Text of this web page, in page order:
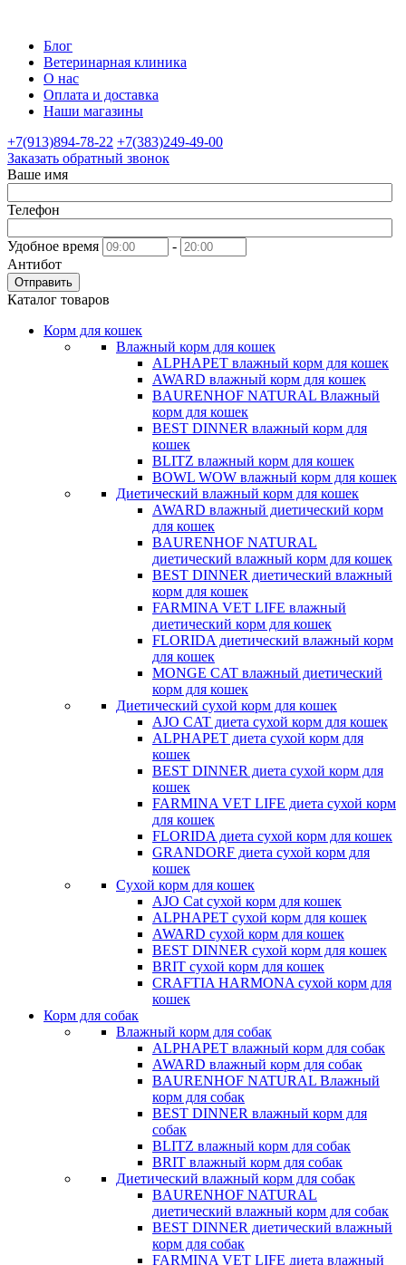
Блог
Ветеринарная клиника
О нас
Оплата и доставка
Наши магазины
+7(913)894-78-22 +7(383)249-49-00
Заказать обратный звонок
Ваше имя
Телефон
Удобное время
-
Антибот
Отправить
Каталог товаров
Корм для кошек
Влажный корм для кошек
ALPHAPET влажный корм для кошек
AWARD влажный корм для кошек
BAURENHOF NATURAL Влажный
корм для кошек
BEST DINNER влажный корм для
кошек
BLITZ влажный корм для кошек
BOWL WOW влажный корм для кошек
Диетический влажный корм для кошек
AWARD влажный диетический корм
для кошек
BAURENHOF NATURAL
диетический влажный корм для кошек
BEST DINNER диетический влажный
корм для кошек
FARMINA VET LIFE влажный
диетический корм для кошек
FLORIDA диетический влажный корм
для кошек
MONGE CAT влажный диетический
корм для кошек
Диетический сухой корм для кошек
AJO CAT диета сухой корм для кошек
ALPHAPET диета сухой корм для
кошек
BEST DINNER диета сухой корм для
кошек
FARMINA VET LIFE диета сухой корм
для кошек
FLORIDA диета сухой корм для кошек
GRANDORF диета сухой корм для
кошек
Сухой корм для кошек
AJO Cat cухой корм для кошек
ALPHAPET сухой корм для кошек
AWARD сухой корм для кошек
BEST DINNER сухой корм для кошек
BRIT сухой корм для кошек
CRAFTIA HARMONA сухой корм для
кошек
Корм для собак
Влажный корм для собак
ALPHAPET влажный корм для собак
AWARD влажный корм для собак
BAURENHOF NATURAL Влажный
корм для собак
BEST DINNER влажный корм для
собак
BLITZ влажный корм для собак
BRIT влажный корм для собак
Диетический влажный корм для собак
BAURENHOF NATURAL
диетический влажный корм для собак
BEST DINNER диетический влажный
корм для собак
FARMINA VET LIFE диета влажный